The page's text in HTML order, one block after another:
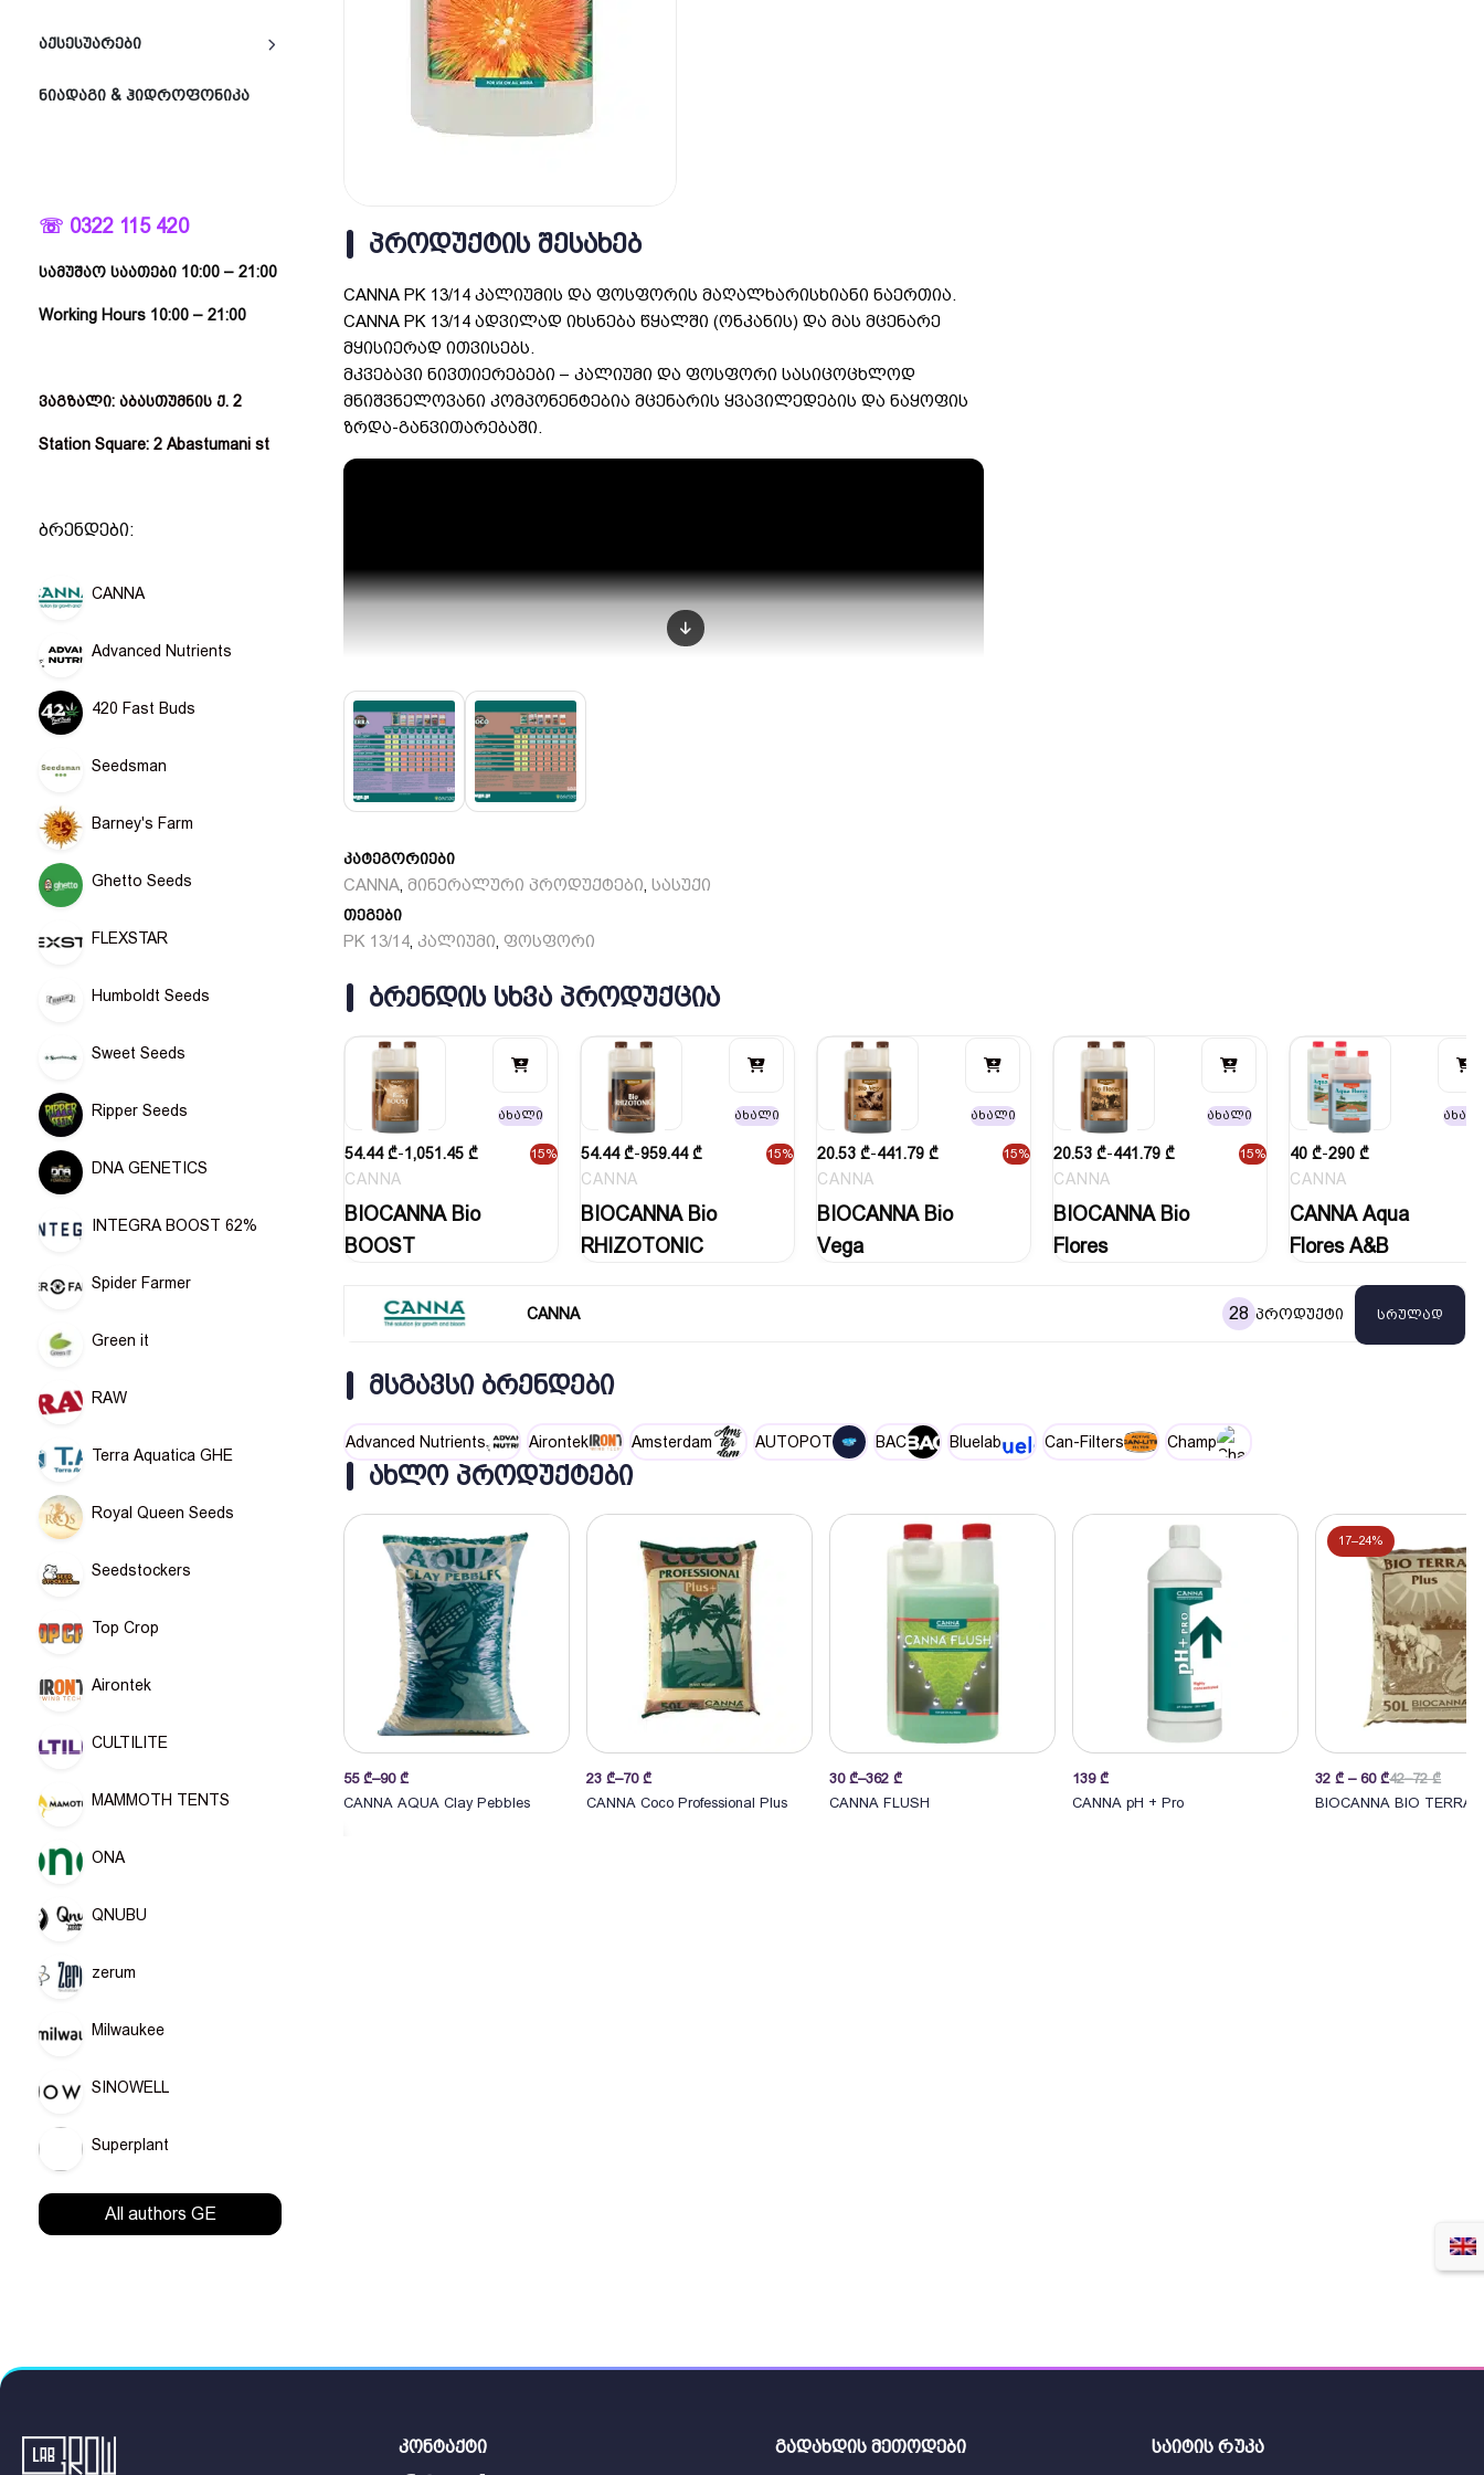
ᲐᲥᲡᲔᲡᲣᲐᲠᲔᲑᲘ
ᲜᲘᲐᲓᲐᲒᲘ & ᲰᲘᲓᲠᲝᲤᲝᲜᲘᲙᲐ
☏ 0322 115 420
სამუშაო საათები 10:00 – 21:00
Working Hours 10:00 – 21:00
ვაგზალი: აბასთუმნის ქ. 2
Station Square: 2 Abastumani st
ბრენდები:
CANNA
Advanced Nutrients
420 Fast Buds
Seedsman
Barney's Farm
Ghetto Seeds
FLEXSTAR
Humboldt Seeds
Sweet Seeds
Ripper Seeds
DNA GENETICS
INTEGRA BOOST 62%
Spider Farmer
Green it
RAW
Terra Aquatica GHE
Royal Queen Seeds
Seedstockers
Top Crop
Airontek
CULTILITE
MAMMOTH TENTS
ONA
QNUBU
zerum
Milwaukee
SINOWELL
Superplant
All authors GE
ᲞᲠᲝᲓᲣᲥᲢᲘᲡ ᲨᲔᲡᲐᲮᲔᲑ
CANNA PK 13/14 კალიუმის და ფოსფორის მაღალხარისხიანი ნაერთია.
CANNA PK 13/14 ადვილად იხსნება წყალში (ონკანის) და მას მცენარე
მყისიერად ითვისებს.
მკვებავი ნივთიერებები – კალიუმი და ფოსფორი სასიცოცხლოდ
მნიშვნელოვანი კომპონენტებია მცენარის ყვავილედების და ნაყოფის
ზრდა-განვითარებაში.
ინფო კურიერის სანახავად დააქლიქე აქ
პირველადი დახმარება დეფიციტებისას
კატეგორიები
CANNA, მინერალური პროდუქტები, სასუქი
თეგები
PK 13/14, კალიუმი, ფოსფორი
ᲑᲠᲔᲜᲓᲘᲡ ᲡᲮᲕᲐ ᲞᲠᲝᲓᲣᲥᲪᲘᲐ
ახალი
54.44₾-1,051.45 ₾ 15%
CANNA
BIOCANNA Bio
BOOST
ახალი
54.44₾-959.44₾ 15%
CANNA
BIOCANNA Bio
RHIZOTONIC
ახალი
20.53 ₾-441.79 ₾ 15%
CANNA
BIOCANNA Bio
Vega
ახალი
20.53 ₾-441.79 ₾ 15%
CANNA
BIOCANNA Bio
Flores
40 ₾-290 ₾
CANNA
CANNA Aqua
Flores A&B
CANNA 28 პროდუქტი სრულად
ᲛᲡᲒᲐᲕᲡᲘ ᲑᲠᲔᲜᲓᲔᲑᲘ
Advanced Nutrients Airontek Amsterdam AUTOPOT BAC Bluelab Can-Filters Champ
ᲐᲮᲚᲝ ᲞᲠᲝᲓᲣᲥᲢᲔᲑᲘ
55 ₾–90 ₾
Price
range:
CANNA AQUA Clay Pebbles
23 ₾–70 ₾
Price
range:
CANNA Coco Professional Plus
30 ₾–362 ₾
Price
range:
CANNA FLUSH
139 ₾
CANNA pH + Pro
17–24%
42–72 ₾
32 ₾– 60 ₾
BIOCANNA BIO TERRA
კონტაქტი გადახდის მეთოდები საიტის რუკა